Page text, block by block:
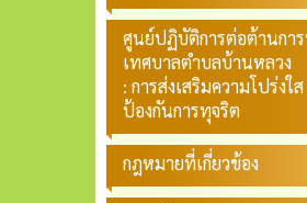
ศูนย์ปฏิบัติการต่อต้านกา
เทศบาลตำบลบ้านหลวง
: การส่งเสริมความโปร่งใ
ป้องกันการทุจริต
กฎหมายที่เกี่ยวข้อง